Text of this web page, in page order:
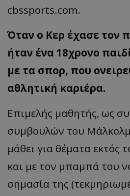
cbssports.com.
Όταν ο Κερ έχασε τον
ήταν ένα 18χρονο
με τα σπορ, που
αθλητική καριέρα.
Επιμελής μαθητής, ως
συμβουλών του
μάθει για θέματα εκτός
και με τον μπαμπά του
σημασία της